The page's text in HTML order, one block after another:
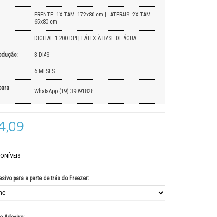
FRENTE: 1X TAM. 172x80 cm | LATERAIS: 2X TAM.
65x80 cm
DIGITAL 1.200 DPI | LÁTEX À BASE DE ÁGUA
3 DIAS
6 MESES
WhatsApp (19) 39091828
para a parte de trás do Freezer: